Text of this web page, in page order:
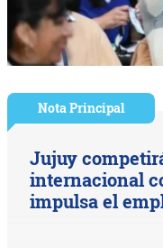
Nota Principal
Jujuy
internacional
impulsa el